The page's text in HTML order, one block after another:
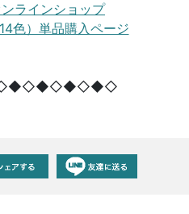
ラインショップ
色）単品購入ページ